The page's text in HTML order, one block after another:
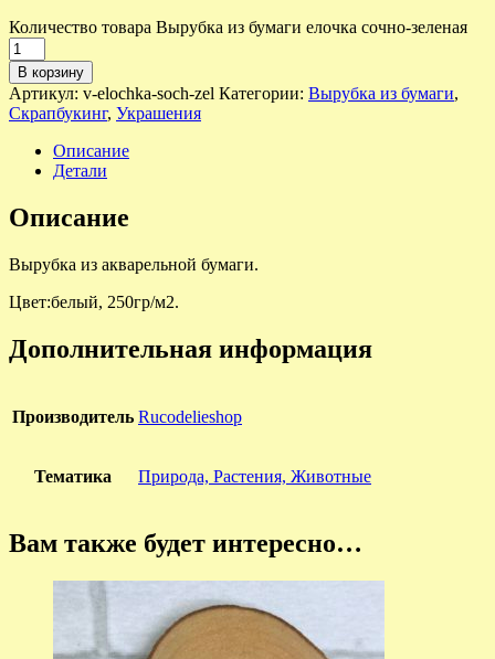
Количество товара Вырубка из бумаги елочка сочно-зеленая
В корзину
Артикул: v-elochka-soch-zel Категории: Вырубка из бумаги,
Скрапбукинг, Украшения
Описание
Детали
Описание
Вырубка из акварельной бумаги.
Цвет:белый, 250гр/м2.
Дополнительная информация
Производитель Rucodelieshop
Тематика Природа, Растения, Животные
Вам также будет интересно…